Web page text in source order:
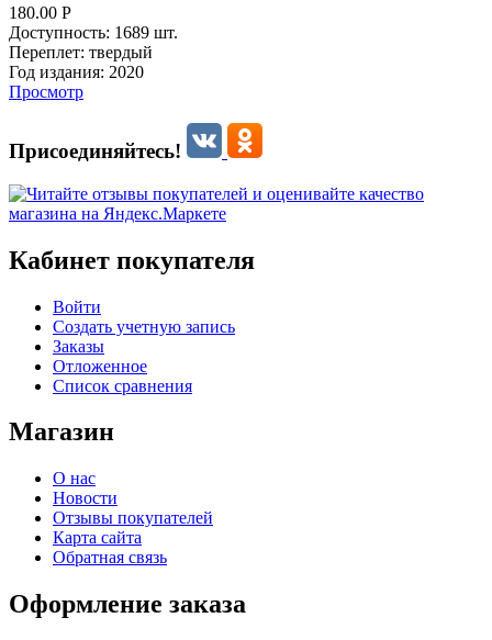
180.00 Р
Доступность: 1689 шт.
Переплет: твердый
Год издания: 2020
Просмотр
Присоединяйтесь!
Кабинет покупателя
Войти
Создать учетную запись
Заказы
Отложенное
Список сравнения
Магазин
О нас
Новости
Отзывы покупателей
Карта сайта
Обратная связь
Оформление заказа